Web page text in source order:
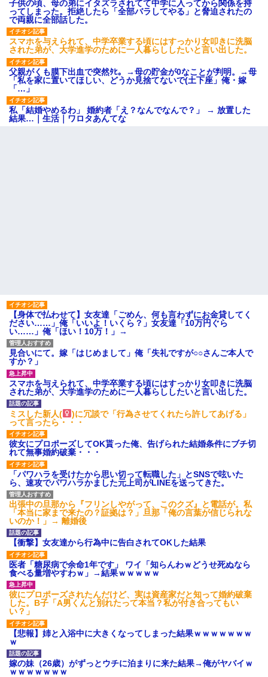
子供の頃、母の弟にイタズラされてて中学に入ってから関係を持
ってしまった。拒絶したら「全部バラしてやる」と脅迫されたの
で両親に全部話した。
スマホを与えられて、中学卒業する頃にはすっかり女叩きに洗脳
された弟が、大学進学のために一人暮らししたいと言い出した。
父親がくも膜下出血で突然ﾀﾋ。→母の貯金が0なことが判明。→母
「私を家に置いてほしい、どうか見捨てないで(土下座」俺・嫁
「…」
私「結婚やめるわ」 婚約者「え？なんでなんで？」 → 放置した
結果…｜生活｜ワロタあんてな
【身体で払わせて】女友達「ごめん、何も言わずにお金貸してく
ださい……」俺「いいよ！いくら？」女友達「10万円ぐら
い……」俺「ほい！10万！」→
見合いにて。嫁「はじめまして」俺「失礼ですが○○さんご本人で
すか？」
スマホを与えられて、中学卒業する頃にはすっかり女叩きに洗脳
された弟が、大学進学のために一人暮らししたいと言い出した。
ミスした新人(
)に冗談で「行為させてくれたら許してあげる」
って言ったら・・・
彼女にプロポーズしてOK貰った俺、告げられた結婚条件にブチ切
れて無事婚約破棄・・・
「パワハラを受けたから思い切って転職した」とSNSで呟いた
ら、速攻でパワハラかました元上司がLINEを送ってきた。
出張中の旦那から『フリンしやがって、このクズ』と電話が。私
「本当に家まで来たの？証拠は？」旦那「俺の言葉が信じられな
いのか！」→ 離婚後
【衝撃】女友達から行為中に告白されてOKした結果
医者「糖尿病で余命1年です」 ワイ「知らんわｗどうせ死ぬなら
食べる量増やすわｗ」→結果ｗｗｗｗｗ
彼にプロポーズされたんだけど、実は資産家だと知って婚約破棄
した。B子「A男くんと別れたって本当？私が付き合ってもい
い？」
【悲報】姉と入浴中に大きくなってしまった結果ｗｗｗｗｗｗｗ
ｗ
嫁の妹（26歳）がずっとウチに泊まりに来た結果→俺がヤバイｗ
ｗｗｗｗｗｗｗ